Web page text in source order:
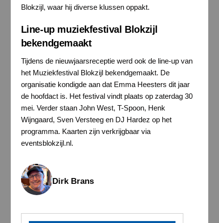
Blokzijl, waar hij diverse klussen oppakt.
Line-up muziekfestival Blokzijl
bekendgemaakt
Tijdens de nieuwjaarsreceptie werd ook de line-up van
het Muziekfestival Blokzijl bekendgemaakt. De
organisatie kondigde aan dat Emma Heesters dit jaar
de hoofdact is. Het festival vindt plaats op zaterdag 30
mei. Verder staan John West, T-Spoon, Henk
Wijngaard, Sven Versteeg en DJ Hardez op het
programma. Kaarten zijn verkrijgbaar via
eventsblokzijl.nl.
Dirk Brans